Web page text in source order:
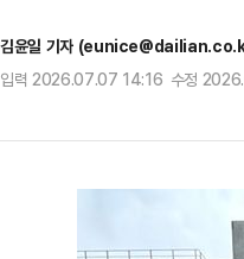
김윤일 기자
입력 2026.07.07 14:16 수정